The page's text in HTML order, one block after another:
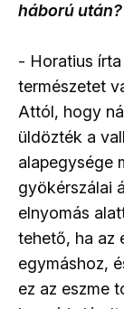
háború után?
- Horatius
természetet
Attól, hogy
üldözték a
alapegysége
gyökérszálai
elnyomás
tehető, ha az
egymáshoz,
ez az eszme